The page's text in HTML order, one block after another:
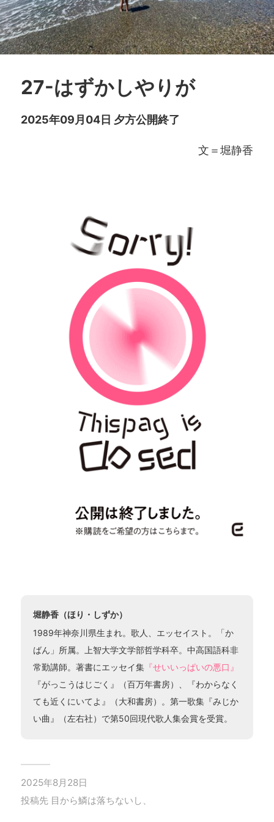
27-はずかしやりが
2025年09月04日 夕方公開終了
文＝堀静香
堀静香（ほり・しずか）
1989年神奈川県生まれ。歌人、エッセイスト。「か
ばん」所属。上智大学文学部哲学科卒。中高国語科非
常勤講師。著書にエッセイ集『せいいっぱいの悪口』
『がっこうはじごく』（百万年書房）、『わからなく
ても近くにいてよ』（大和書房）。第一歌集『みじか
い曲』（左右社）で第50回現代歌人集会賞を受賞。
2025年8月28日
投稿先 目から鱗は落ちないし、